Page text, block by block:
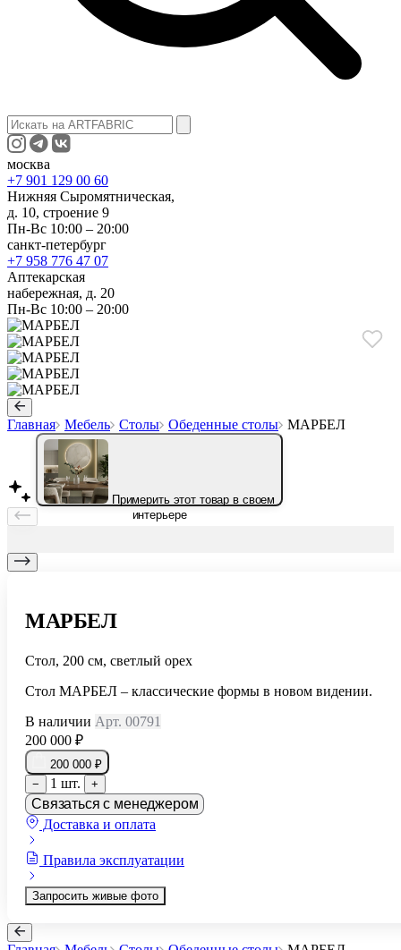
москва
+7 901 129 00 60
Нижняя Сыромятническая,
д. 10, строение 9
Пн-Вс 10:00 – 20:00
санкт-петербург
+7 958 776 47 07
Аптекарская
набережная, д. 20
Пн-Вс 10:00 – 20:00
Главная Мебель Столы Обеденные столы МАРБЕЛ
Примерить этот товар в своем
интерьере
МАРБЕЛ
Стол, 200 см, светлый орех
Стол МАРБЕЛ – классические формы в новом видении.
В наличии Арт. 00791
200 000 ₽
200 000 ₽
−
1 шт. +
Связаться с менеджером
Доставка и оплата
Правила эксплуатации
Запросить живые фото